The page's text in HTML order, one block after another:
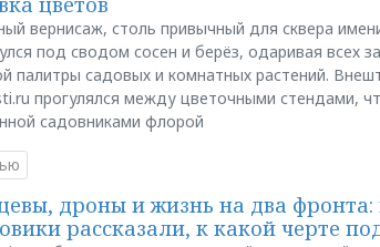
вернисаж, столь привычный для сквера
под сводом сосен и берёз, одаривая всех
палитры садовых и комнатных растений.
прогулялся между цветочными стендами,
садовниками флорой
дроны и жизнь на два фронта:
рассказали, к какой черте